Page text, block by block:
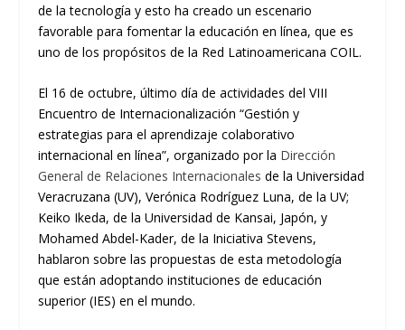
de la tecnología y esto hacreado un escenario
favorable para fomentar la educación en línea, que es
uno de los propósitos de la Red Latinoamericana COIL.
El 16 de octubre,último día de actividades del VIII
Encuentro de Internacionalización “Gestión y
estrategias para el aprendizaje colaborativo
internacional en línea”, organizado por la Dirección
General de Relaciones Internacionales de la Universidad
Veracruzana (UV),Verónica Rodríguez Luna, de la UV;
Keiko Ikeda, de la Universidad de Kansai, Japón, y
MohamedAbdel-Kader, de la Iniciativa Stevens,
hablaron sobre las propuestas de esta metodología
que están adoptando instituciones de educación
superior (IES) en el mundo.